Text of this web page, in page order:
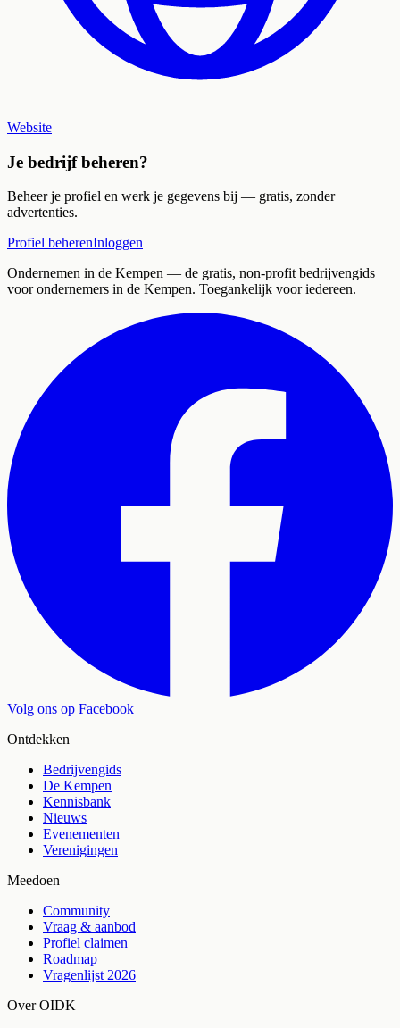
Website
Je bedrijf beheren?
Beheer je profiel en werk je gegevens bij — gratis, zonder
advertenties.
Profiel beherenInloggen
Ondernemen in de Kempen — de gratis, non-profit bedrijvengids
voor ondernemers in de Kempen. Toegankelijk voor iedereen.
Volg ons op Facebook
Ontdekken
Bedrijvengids
De Kempen
Kennisbank
Nieuws
Evenementen
Verenigingen
Meedoen
Community
Vraag & aanbod
Profiel claimen
Roadmap
Vragenlijst 2026
Over OIDK